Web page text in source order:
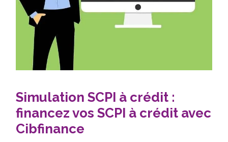
Simulation SCPI à crédit :
financez vos SCPI à crédit avec
Cibfinance